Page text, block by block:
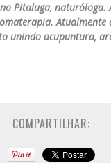
Pitaluga, naturóloga.
Atualmente
unindo acupuntura,
COMPARTILHAR: